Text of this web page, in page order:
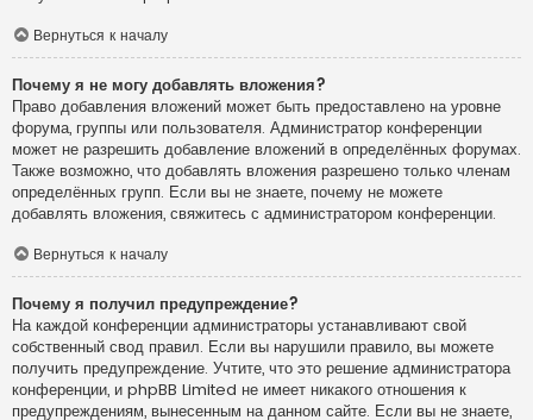
Вернуться к началу
Почему я не могу добавлять вложения?
Право добавления вложений может быть предоставлено на уровне
форума, группы или пользователя. Администратор конференции
может не разрешить добавление вложений в определённых форумах.
Также возможно, что добавлять вложения разрешено только членам
определённых групп. Если вы не знаете, почему не можете
добавлять вложения, свяжитесь с администратором конференции.
Вернуться к началу
Почему я получил предупреждение?
На каждой конференции администраторы устанавливают свой
собственный свод правил. Если вы нарушили правило, вы можете
получить предупреждение. Учтите, что это решение администратора
конференции, и phpBB Limited не имеет никакого отношения к
предупреждениям, вынесенным на данном сайте. Если вы не знаете,